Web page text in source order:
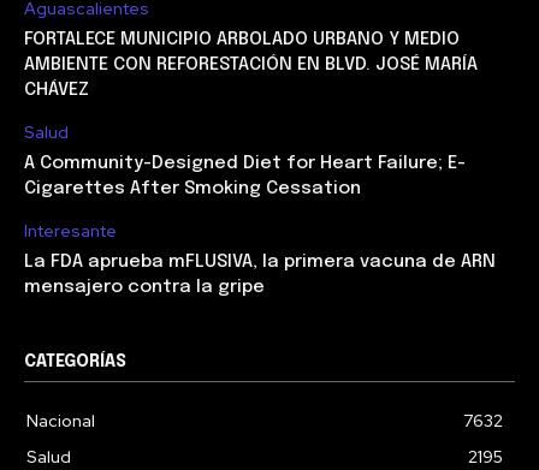
Aguascalientes
FORTALECE MUNICIPIO ARBOLADO URBANO Y MEDIO
AMBIENTE CON REFORESTACIÓN EN BLVD. JOSÉ MARÍA
CHÁVEZ
Salud
A Community-Designed Diet for Heart Failure; E-
Cigarettes After Smoking Cessation
Interesante
La FDA aprueba mFLUSIVA, la primera vacuna de ARN
mensajero contra la gripe
CATEGORÍAS
Nacional
7632
Salud
2195